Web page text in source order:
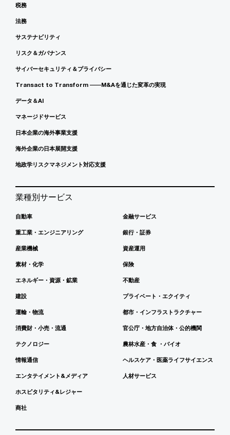
税務
法務
サステナビリティ
リスク＆ガバナンス
サイバーセキュリティ＆プライバシー
Transact to Transform ――M&Aを通じた変革の実現
データ＆AI
マネージドサービス
日本企業の海外事業支援
海外企業の日本展開支援
地政学リスクマネジメント対応支援
業種別サービス
自動車
重工業・エンジニアリング
産業機械
素材・化学
エネルギー・資源・鉱業
建設
運輸・物流
消費財・小売・流通
テクノロジー
情報通信
エンタテイメント&メディア
ホスピタリティ&レジャー
商社
金融サービス
銀行・証券
資産運用
保険
不動産
プライベート・エクイティ
都市・インフラストラクチャー
官公庁・地方自治体・公的機関
農林水産・食 ・バイオ
ヘルスケア・医薬ライフサイエンス
人材サービス